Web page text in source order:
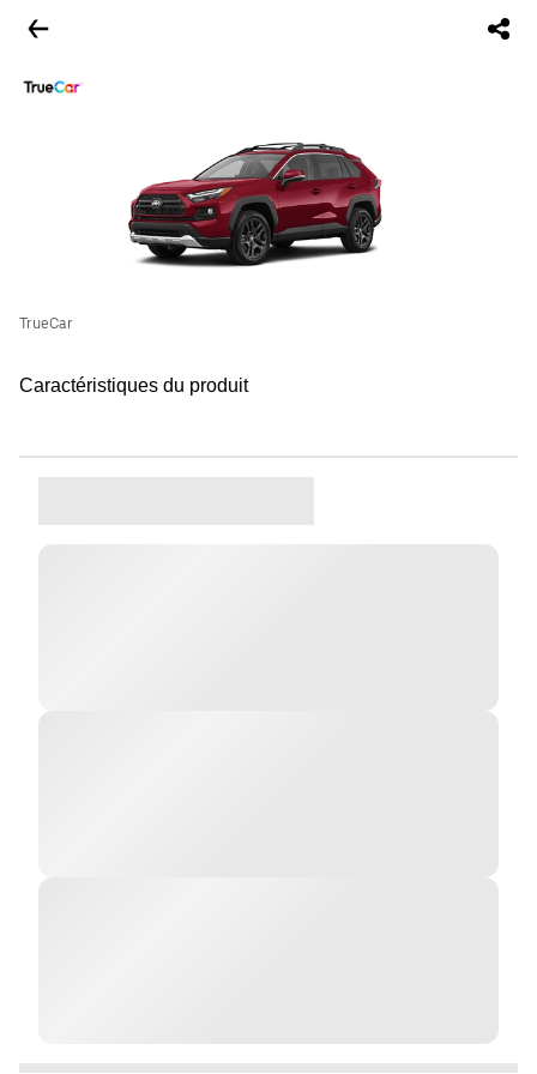
TrueCar
Caractéristiques du produit